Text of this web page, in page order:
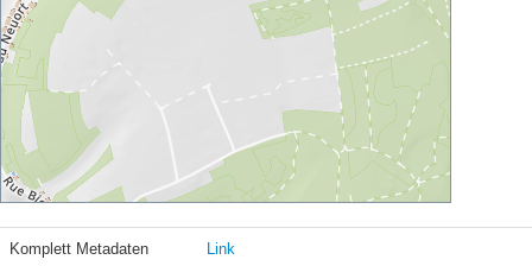
Komplett Metadaten Link